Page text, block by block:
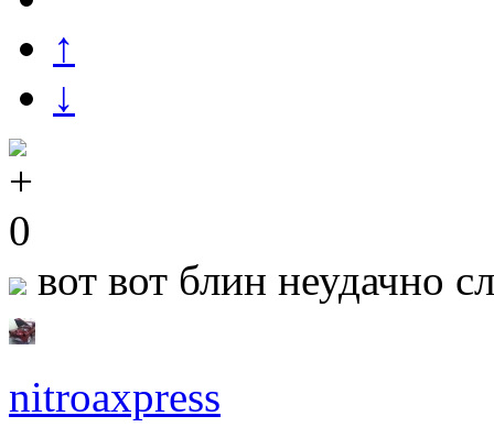
↑
↓
0
вот вот блин неудачно
nitroaxpress